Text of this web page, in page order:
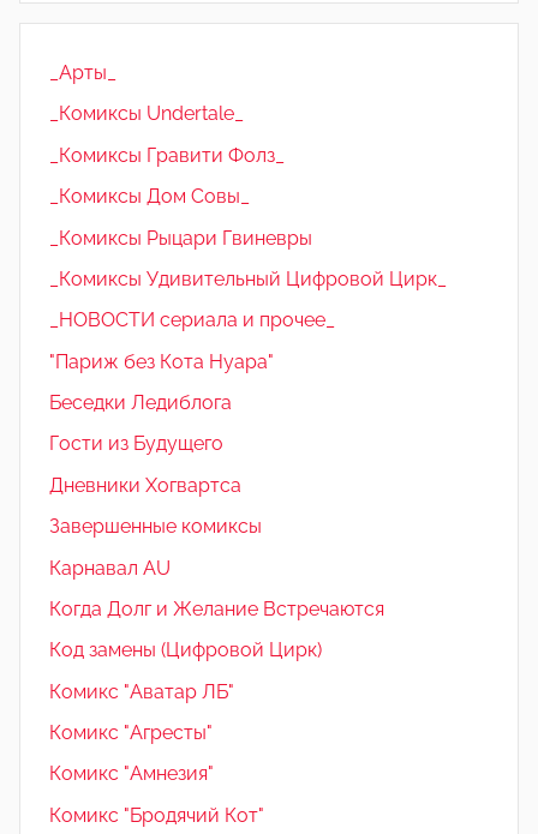
_Арты_
_Комиксы Undertale_
_Комиксы Гравити Фолз_
_Комиксы Дом Совы_
_Комиксы Рыцари Гвиневры
_Комиксы Удивительный Цифровой Цирк_
_НОВОСТИ сериала и прочее_
"Париж без Кота Нуара"
Беседки Ледиблога
Гости из Будущего
Дневники Хогвартса
Завершенные комиксы
Карнавал AU
Когда Долг и Желание Встречаются
Код замены (Цифровой Цирк)
Комикс "Аватар ЛБ"
Комикс "Агресты"
Комикс "Амнезия"
Комикс "Бродячий Кот"